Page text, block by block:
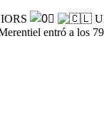
entró a los